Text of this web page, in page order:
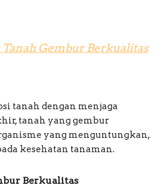
Gembur Berkualitas
tanah dengan menjaga
tanah yang gembur
yang menguntungkan,
kesehatan tanaman.
Berkualitas